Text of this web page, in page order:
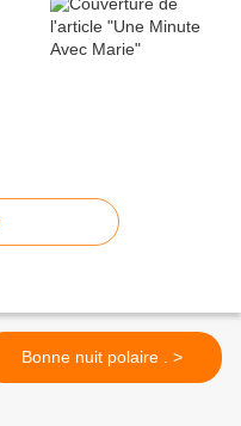
Bonne nuit polaire . >